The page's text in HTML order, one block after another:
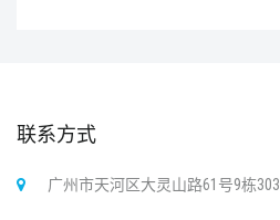
联系方式
广州市天河区大灵山路61号9栋303